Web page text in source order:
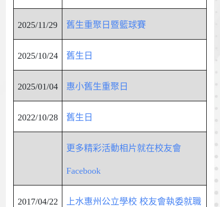
2025/11/29 舊生重聚日暨籃球賽
2025/10/24 舊生日
2025/01/04 惠小舊生重聚日
2022/10/28 舊生日
更多精彩活動相片就在校友會
Facebook
2017/04/22 上水惠州公立學校 校友會執委就職